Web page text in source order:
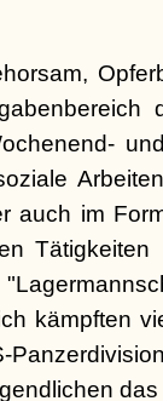
auch im
kämpften